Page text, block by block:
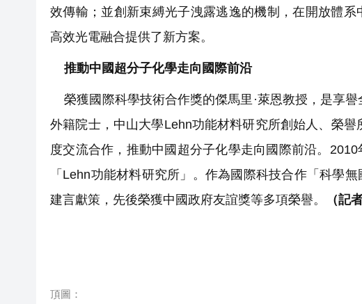
效傳輸；並創新束縛光子洩露逃逸的機制，在開放體
高效光電融合提供了新方案。
推動中國超分子化學走向國際前沿
榮獲國際科學技術合作獎的傑馬里·萊恩教授，是享
外籍院士，中山大學Lehn功能材料研究所創始人、榮
度交流合作，推動中國超分子化學走向國際前沿。
「Lehn功能材料研究所」。作為國際科技合作「科學
建言獻策，先後榮獲中國政府友誼獎等多項榮譽。
（記
頂圖：